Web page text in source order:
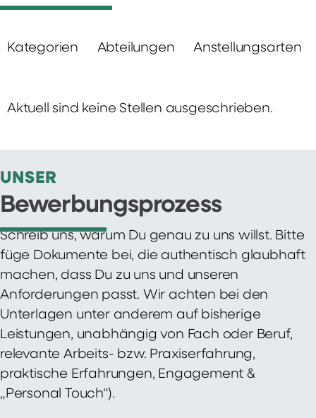
Kategorien Abteilungen Anstellungsarten
Aktuell sind keine Stellen ausgeschrieben.
UNSER
Bewerbungsprozess
Schreib uns, warum Du genau zu uns willst. Bitte
füge Dokumente bei, die authentisch glaubhaft
machen, dass Du zu uns und unseren
Anforderungen passt. Wir achten bei den
Unterlagen unter anderem auf bisherige
Leistungen, unabhängig von Fach oder Beruf,
relevante Arbeits- bzw. Praxiserfahrung,
praktische Erfahrungen, Engagement &
„Personal Touch“).